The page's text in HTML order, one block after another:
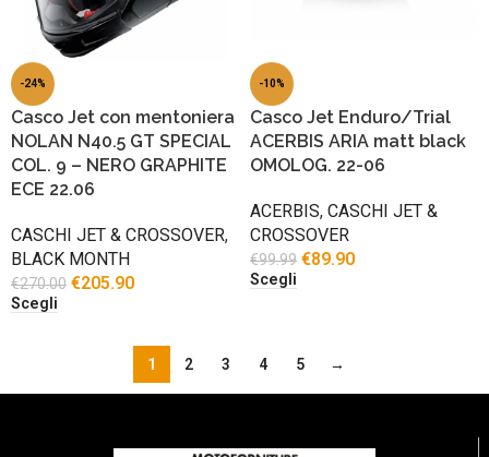
-24%
Casco Jet con mentoniera
NOLAN N40.5 GT SPECIAL
COL. 9 – NERO GRAPHITE
ECE 22.06
CASCHI JET & CROSSOVER,
BLACK MONTH
€270.00 €205.90
Scegli
-10%
Casco Jet Enduro/Trial
ACERBIS ARIA matt black
OMOLOG. 22-06
ACERBIS, CASCHI JET &
CROSSOVER
€99.99 €89.90
Scegli
1 2 3 4 5 →